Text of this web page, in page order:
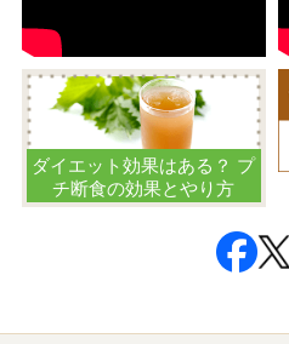
ダイエット効果はある？ プ
チ断食の効果とやり方